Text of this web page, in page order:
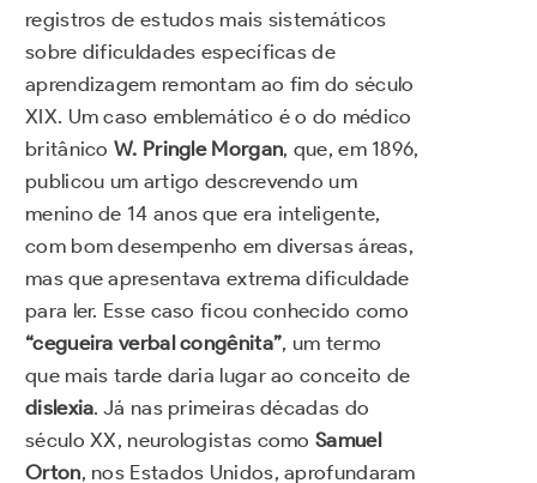
registros de estudos mais sistemáticos
sobre dificuldades específicas de
aprendizagem remontam ao fim do século
XIX. Um caso emblemático é o do médico
britânico W. Pringle Morgan, que, em 1896,
publicou um artigo descrevendo um
menino de 14 anos que era inteligente,
com bom desempenho em diversas áreas,
mas que apresentava extrema dificuldade
para ler. Esse caso ficou conhecido como
“cegueira verbal congênita”, um termo
que mais tarde daria lugar ao conceito de
dislexia. Já nas primeiras décadas do
século XX, neurologistas comoSamuel
Orton, nos Estados Unidos, aprofundaram